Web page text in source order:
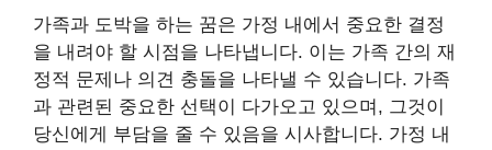
가족과 도박을 하는 꿈은 가정 내에서 중요한 결정
을 내려야 할 시점을 나타냅니다. 이는 가족 간의 재
정적 문제나 의견 충돌을 나타낼 수 있습니다. 가족
과 관련된 중요한 선택이 다가오고 있으며, 그것이
당신에게 부담을 줄 수 있음을 시사합니다. 가정 내